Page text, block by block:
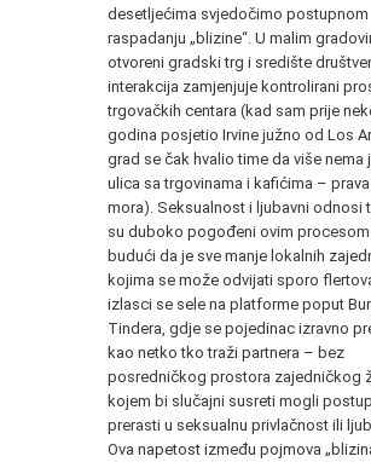
desetljećima svjedočimo postupnom
raspadanju „blizine“. U malim
otvoreni gradski trg i središte
interakcija zamjenjuje kontrolirani
trgovačkih centara (kad sam prije
godina posjetio Irvine južno od Los
grad se čak hvalio time da više nema
ulica sa trgovinama i kafićima –
mora). Seksualnost i ljubavni odnosi
su duboko pogođeni ovim
budući da je sve manje lokalnih
kojima se može odvijati sporo
izlasci se sele na platforme poput
Tindera, gdje se pojedinac izravno
kao netko tko traži partnera – bez
posredničkog prostora zajedničkog
kojem bi slučajni susreti mogli
prerasti u seksualnu privlačnost ili
Ova napetost između pojmova